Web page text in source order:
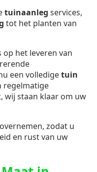
tuinaanleg services,
tot het planten van
op het leveren van
een volledigetuin
regelmatige
wij staan klaar om uw
zodat u
en rust van uw